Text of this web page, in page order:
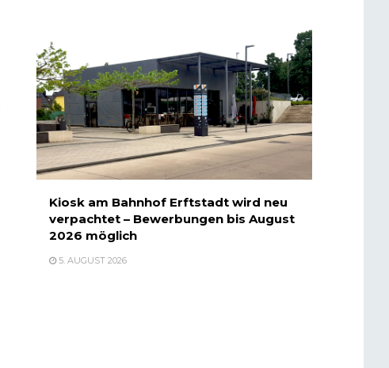
Kiosk am Bahnhof Erftstadt wird neu
verpachtet – Bewerbungen bis August
2026 möglich
5. AUGUST 2026